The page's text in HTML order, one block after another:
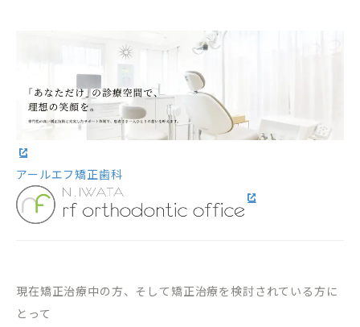
アールエフ矯正歯科
現在矯正治療中の方、そして矯正治療を検討されている方に
とって